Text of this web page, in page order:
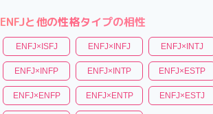
ENFJと他の性格タイプの相性
ENFJ× ISFJ ENFJ× INFJ ENFJ× INTJ
ENFJ× INFP ENFJ× INTP ENFJ× ESTP
ENFJ× ENFP ENFJ× ENTP ENFJ× ESTJ